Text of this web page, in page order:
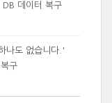
데이터 복구
나도 없습니다.'
구